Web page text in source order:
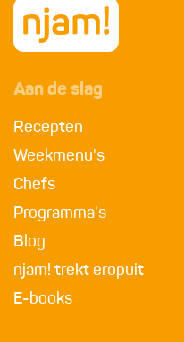
Aan de slag
Recepten
Weekmenu's
Chefs
Programma's
Blog
njam! trekt eropuit
E-books